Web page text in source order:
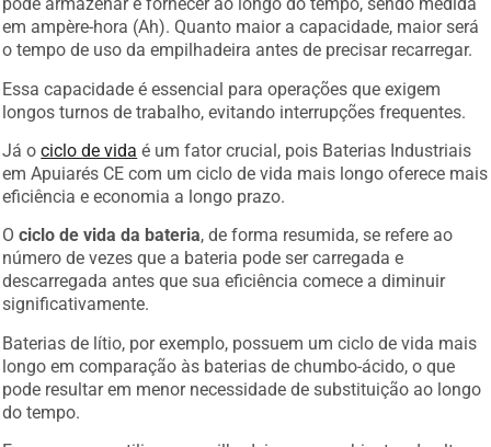
em ampère-hora (Ah). Quanto maior a capacidade, maior será
o tempo de uso da empilhadeira antes de precisar recarregar.
Essa capacidade é essencial para operações que exigem
longos turnos de trabalho, evitando interrupções frequentes.
Já o ciclo de vida é um fator crucial, pois Baterias Industriais
em Apuiarés CE com um ciclo de vida mais longo oferece mais
eficiência e economia a longo prazo.
O ciclo de vida da bateria , de forma resumida, se refere ao
número de vezes que a bateria pode ser carregada e
descarregada antes que sua eficiência comece a diminuir
significativamente.
Baterias de lítio, por exemplo, possuem um ciclo de vida mais
longo em comparação às baterias de chumbo-ácido, o que
pode resultar em menor necessidade de substituição ao longo
do tempo.
Empresas que utilizam empilhadeiras em ambientes de alta